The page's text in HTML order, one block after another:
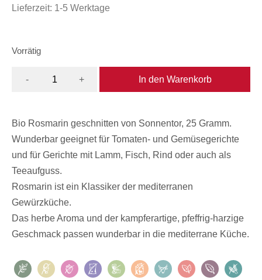
Lieferzeit: 1-5 Werktage
Vorrätig
- + In den Warenkorb
Bio Rosmarin geschnitten von Sonnentor, 25 Gramm.
Wunderbar geeignet für Tomaten- und Gemüsegerichte
und für Gerichte mit Lamm, Fisch, Rind oder auch als
Teeaufguss.
Rosmarin ist ein Klassiker der mediterranen
Gewürzküche.
Das herbe Aroma und der kampferartige, pfeffrig-harzige
Geschmack passen wunderbar in die mediterrane Küche.